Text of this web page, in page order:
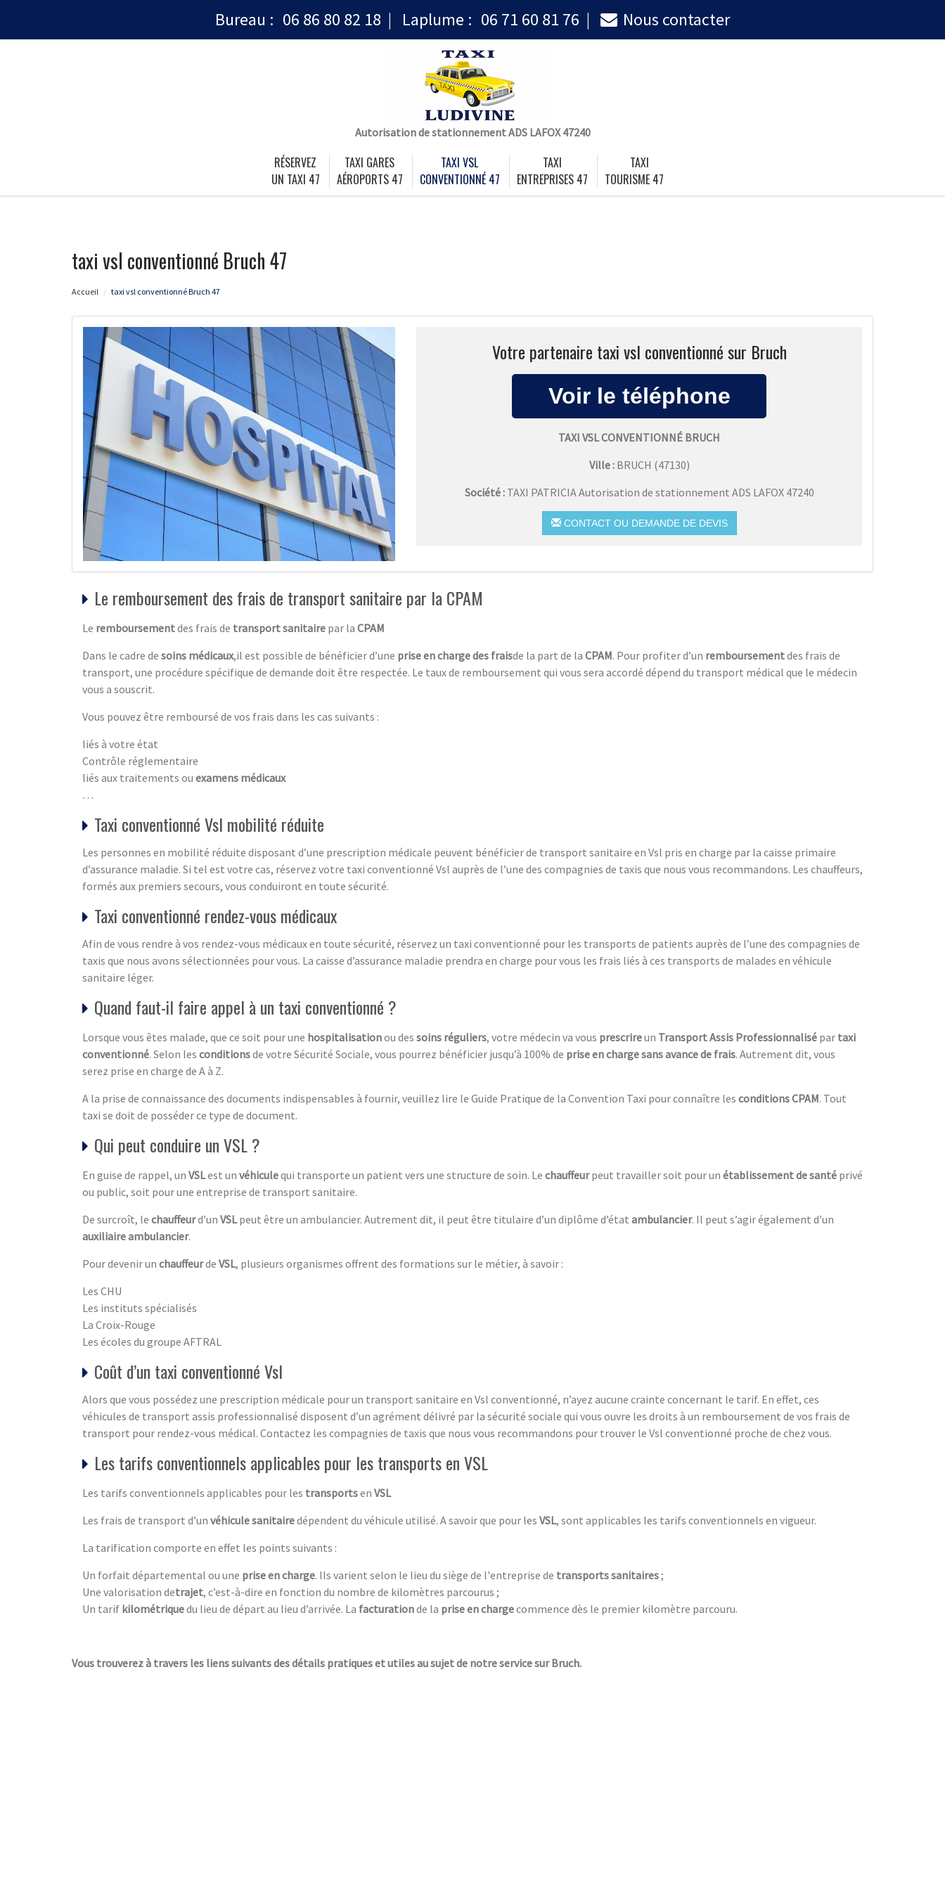
Bureau : 06 86 80 82 18 Laplume : 06 71 60 81 76 Nous contacter
Autorisation de stationnement ADS LAFOX 47240
RÉSERVEZ
UN TAXI 47
TAXI GARES
AÉROPORTS 47
TAXI VSL
CONVENTIONNÉ 47
TAXI
ENTREPRISES 47
TAXI
TOURISME 47
taxi vsl conventionné Bruch 47
Accueil taxi vsl conventionné Bruch 47
Votre partenaire taxi vsl conventionné sur Bruch
TAXI VSL CONVENTIONNÉ BRUCH
Ville : BRUCH (47130)
Société : TAXI PATRICIA Autorisation de stationnement ADS LAFOX 47240
CONTACT OU DEMANDE DE DEVIS
Le remboursement des frais de transport sanitaire par la CPAM
Le remboursementdes frais de transport sanitaire par la CPAM
Dans le cadre de soins médicaux,il est possible de bénéficier d’une prise en charge des fraisde la part de la CPAM. Pour profiter d’un remboursementdes frais de
transport, une procédure spécifique de demande doit être respectée. Le taux de remboursement qui vous sera accordé dépend du transport médical que le médecin
vous a souscrit.
Vous pouvez être remboursé de vos frais dans les cas suivants :
liés à votre état
Contrôle réglementaire
liés aux traitements ou examens médicaux
…
Taxi conventionné Vsl mobilité réduite
Les personnes en mobilité réduite disposant d’une prescription médicale peuvent bénéficier de transport sanitaire en Vsl pris en charge par la caisse primaire
d’assurance maladie. Si tel est votre cas, réservez votre taxi conventionné Vsl auprès de l’une des compagnies de taxis que nous vous recommandons. Les chauffeurs,
formés aux premiers secours, vous conduiront en toute sécurité.
Taxi conventionné rendez-vous médicaux
Afin de vous rendre à vos rendez-vous médicaux en toute sécurité, réservez un taxi conventionné pour les transports de patients auprès de l’une des compagnies de
taxis que nous avons sélectionnées pour vous. La caisse d’assurance maladie prendra en charge pour vous les frais liés à ces transports de malades en véhicule
sanitaire léger.
Quand faut-il faire appel à un taxi conventionné ?
Lorsque vous êtes malade, que ce soit pour une hospitalisationou des soins réguliers, votre médecin va vous prescrireun Transport Assis Professionnalisé par taxi
conventionné. Selon les conditionsde votre Sécurité Sociale, vous pourrez bénéficier jusqu’à 100% de prise en charge sans avance de frais. Autrement dit, vous
serez prise en charge de A à Z.
A la prise de connaissance des documents indispensables à fournir, veuillez lire le Guide Pratique de la Convention Taxi pour connaître les conditions CPAM. Tout
taxi se doit de posséder ce type de document.
Qui peut conduire un VSL ?
En guise de rappel, un VSLest un véhiculequi transporte un patient vers une structure de soin. Le chauffeurpeut travailler soit pour un établissement de santé privé
ou public, soit pour une entreprise de transport sanitaire.
De surcroît, le chauffeurd’un VSLpeut être un ambulancier. Autrement dit, il peut être titulaire d’un diplôme d’état ambulancier. Il peut s’agir également d’un
auxiliaire ambulancier.
Pour devenir un chauffeurde VSL, plusieurs organismes offrent des formations sur le métier, à savoir :
Les CHU
Les instituts spécialisés
La Croix-Rouge
Les écoles du groupe AFTRAL
Coût d’un taxi conventionné Vsl
Alors que vous possédez une prescription médicale pour un transport sanitaire en Vsl conventionné, n’ayez aucune crainte concernant le tarif. En effet, ces
véhicules de transport assis professionnalisé disposent d’un agrément délivré par la sécurité sociale qui vous ouvre les droits à un remboursement de vos frais de
transport pour rendez-vous médical. Contactez les compagnies de taxis que nous vous recommandons pour trouver le Vsl conventionné proche de chez vous.
Les tarifs conventionnels applicables pour les transports en VSL
Les tarifs conventionnels applicables pour les transportsen VSL
Les frais de transport d’un véhicule sanitairedépendent du véhicule utilisé. A savoir que pour les VSL, sont applicables les tarifs conventionnels en vigueur.
La tarification comporte en effet les points suivants :
Un forfait départemental ou une prise en charge. Ils varient selon le lieu du siège de l'entreprise de transports sanitaires ;
Une valorisation detrajet, c’est-à-dire en fonction du nombre de kilomètres parcourus ;
Un tarif kilométriquedu lieu de départ au lieu d’arrivée. La facturationde la prise en chargecommence dès le premier kilomètre parcouru.
Vous trouverez à travers les liens suivants des détails pratiques et utiles au sujet de notre service sur Bruch.